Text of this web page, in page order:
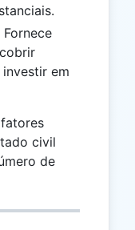
Fornece
em
civil
de